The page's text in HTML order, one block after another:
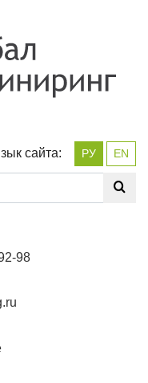
сайта: РУ EN
98